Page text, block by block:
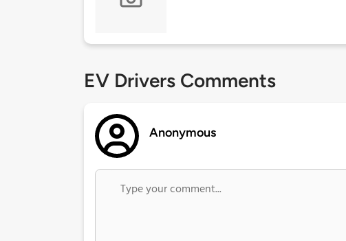
EV Drivers Comments
Anonymous